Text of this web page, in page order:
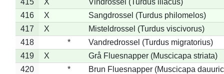
416
X
Sangdrossel (Turdus philomelos)
417
X
Misteldrossel (Turdus viscivorus)
418
*
Vandredrossel (Turdus migratorius)
419
X
Grå Fluesnapper (Muscicapa striata)
420
*
Brun Fluesnapper (Muscicapa